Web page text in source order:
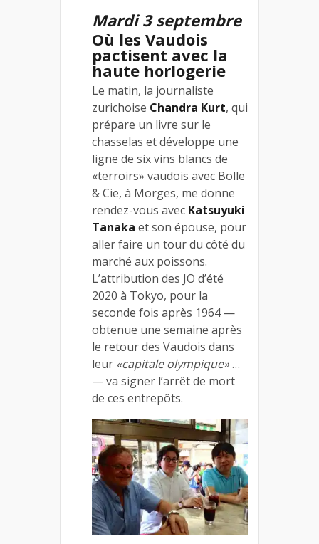
Mardi 3 septembre
Où les Vaudois
pactisent avec la
haute horlogerie
Le matin, la journaliste
zurichoise Chandra Kurt, qui
prépare un livre sur le
chasselas et développe une
ligne de six vins blancs de
«terroirs» vaudois avec Bolle
& Cie, à Morges, me donne
rendez-vous avec Katsuyuki
Tanaka et son épouse, pour
aller faire un tour du côté du
marché aux poissons.
L’attribution des JO d’été
2020 à Tokyo, pour la
seconde fois après 1964 —
obtenue une semaine après
le retour des Vaudois dans
leur «capitale olympique»…
— va signer l’arrêt de mort
de ces entrepôts.